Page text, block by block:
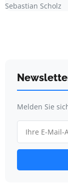
Sebastian Scholz
Melden Sie